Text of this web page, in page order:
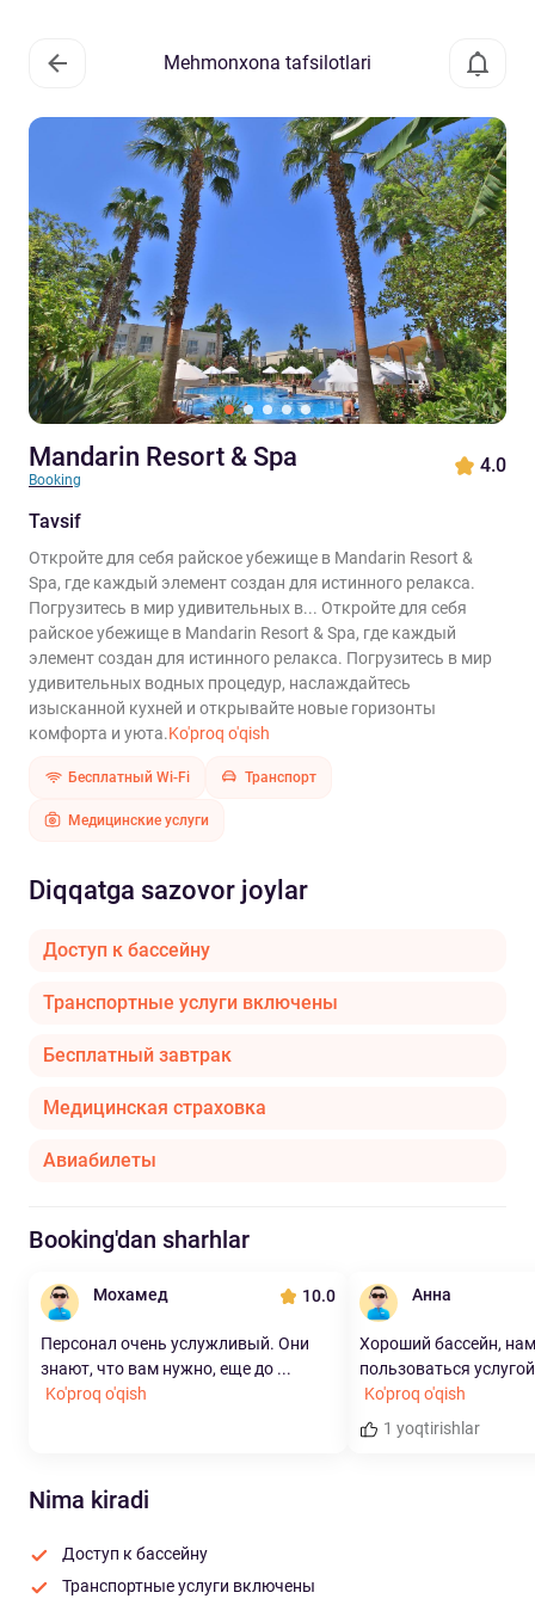
Mehmonxona tafsilotlari
Mandarin Resort & Spa
Booking
4.0
Tavsif
Откройте для себя райское убежище в Mandarin Resort &
Spa, где каждый элемент создан для истинного релакса.
Погрузитесь в мир удивительных в... Откройте для себя
райское убежище в Mandarin Resort & Spa, где каждый
элемент создан для истинного релакса. Погрузитесь в мир
удивительных водных процедур, наслаждайтесь
изысканной кухней и открывайте новые горизонты
комфорта и уюта.Ko'proq o'qish
Бесплатный Wi-Fi Транспорт
Медицинские услуги
Diqqatga sazovor joylar
Доступ к бассейну
Транспортные услуги включены
Бесплатный завтрак
Медицинская страховка
Авиабилеты
Booking'dan sharhlar
Мохамед 10.0
Персонал очень услужливый. Они
знают, что вам нужно, еще до ...
Ko'proq o'qish
Анна
Хороший бассейн,
пользоваться
Ko'proq o'qish
1 yoqtirishlar
Nima kiradi
Доступ к бассейну
Транспортные услуги включены